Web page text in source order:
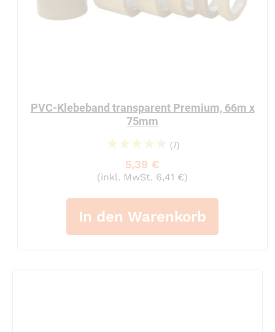
PVC-Klebeband transparent Premium, 66m x
75mm
93%
(7)
5,39 €
(inkl. MwSt. 6,41 €)
In den Warenkorb